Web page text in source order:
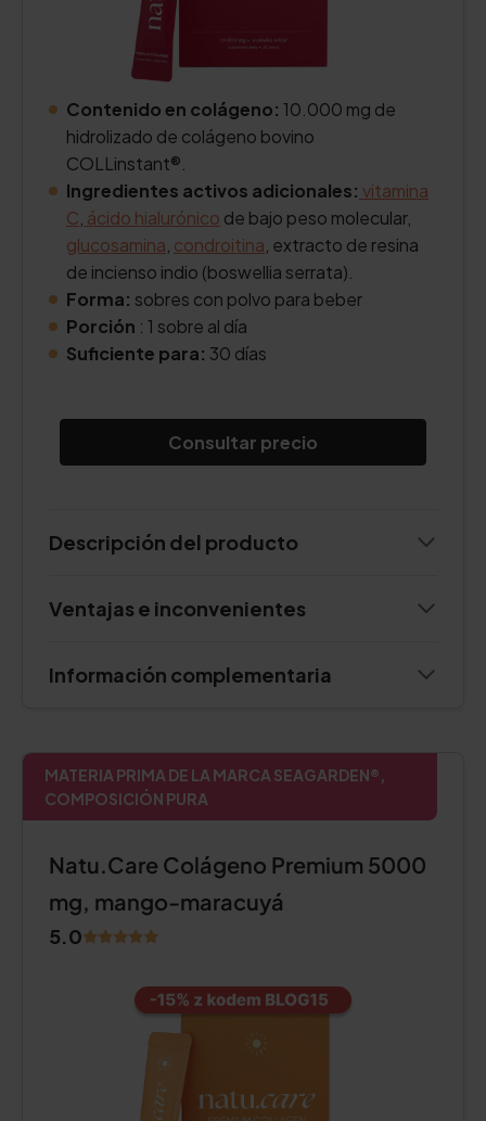
Contenido en colágeno: 10.000 mg de
hidrolizado de colágeno bovino
COLLinstant®.
Ingredientes activos adicionales: vitamina
C ácido hialurónico de bajo peso molecular,
glucosamina condroitina , extracto de resina
de incienso indio (boswellia serrata).
Forma: sobres con polvo para beber
Porción : 1 sobre al día
Suficiente para: 30 días
Consultar precio
Descripción del producto
Ventajas e inconvenientes
Información complementaria
MATERIA PRIMA DE LA MARCA SEAGARDEN®,
COMPOSICIÓN PURA
Natu.Care Colágeno Premium 5000
mg, mango-maracuyá
5.0